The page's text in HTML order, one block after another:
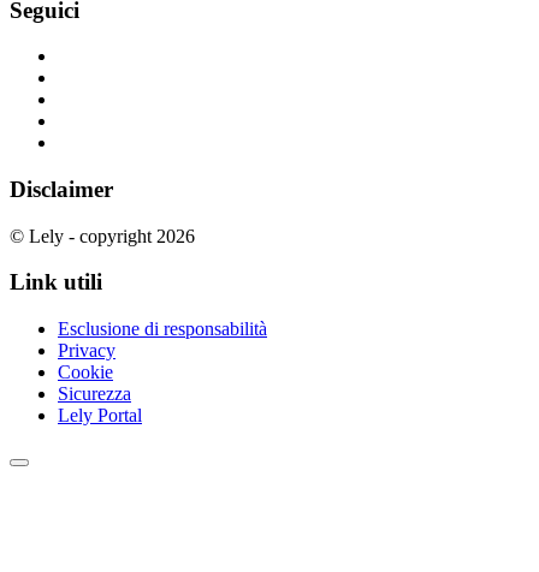
Seguici
Disclaimer
© Lely - copyright 2026
Link utili
Esclusione di responsabilità
Privacy
Cookie
Sicurezza
Lely Portal